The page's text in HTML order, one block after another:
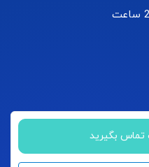
تماس بگیرید